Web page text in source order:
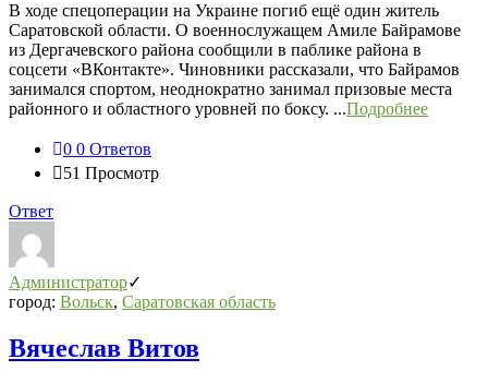
В ходе спецоперации на Украине погиб ещё один житель
Саратовской области. О военнослужащем Амиле Байрамове
из Дергачевского района сообщили в паблике района в
соцсети «ВКонтакте». Чиновники рассказали, что Байрамов
занимался спортом, неоднократно занимал призовые места
районного и областного уровней по боксу. ...Подробнее
0 0 Ответов
51 Просмотр
Ответ
Администратор
город: Вольск, Саратовская область
Вячеслав Витов